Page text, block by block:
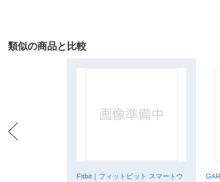
類似の商品と比較
Fitbit｜フィットビット スマートウ